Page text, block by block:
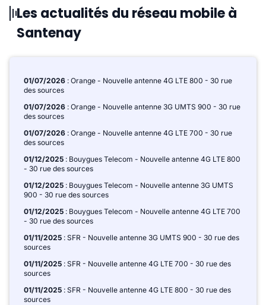
Les actualités du réseau mobile à
Santenay
01/07/2026 : Orange - Nouvelle antenne 4G LTE 800 - 30 rue
des sources
01/07/2026 : Orange - Nouvelle antenne 3G UMTS 900 - 30 rue
des sources
01/07/2026 : Orange - Nouvelle antenne 4G LTE 700 - 30 rue
des sources
01/12/2025 : Bouygues Telecom - Nouvelle antenne 4G LTE 800
- 30 rue des sources
01/12/2025 : Bouygues Telecom - Nouvelle antenne 3G UMTS
900 - 30 rue des sources
01/12/2025 : Bouygues Telecom - Nouvelle antenne 4G LTE 700
- 30 rue des sources
01/11/2025 : SFR - Nouvelle antenne 3G UMTS 900 - 30 rue des
sources
01/11/2025 : SFR - Nouvelle antenne 4G LTE 700 - 30 rue des
sources
01/11/2025 : SFR - Nouvelle antenne 4G LTE 800 - 30 rue des
sources